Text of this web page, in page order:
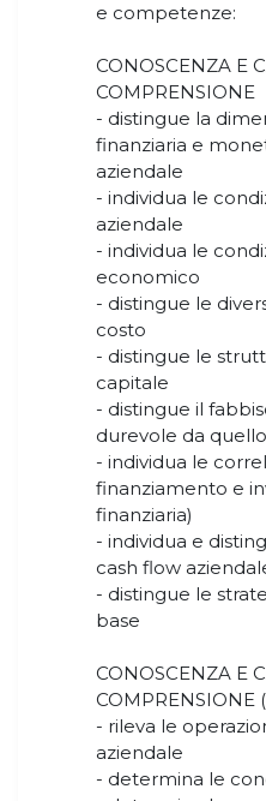
e competenze:
CONOSCENZA E
COMPRENSIONE
- distingue la
finanziaria e
aziendale
- individua le
aziendale
- individua le
economico
- distingue le
costo
- distingue le
capitale
- distingue il
durevole da
- individua le
finanziamento e
finanziaria)
- individua e
cash flow
- distingue le
base
CONOSCENZA E
COMPRENSIONE
- rileva le
aziendale
- determina le